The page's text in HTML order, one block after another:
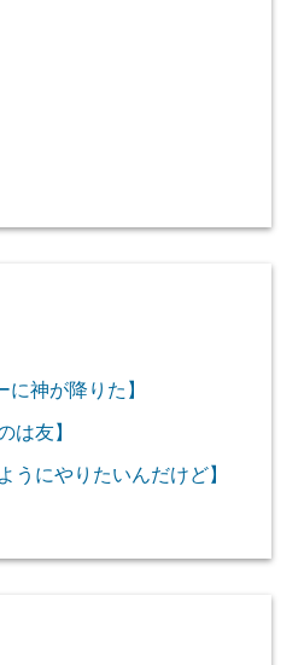
神が降りた】
は友】
うにやりたいんだけど】